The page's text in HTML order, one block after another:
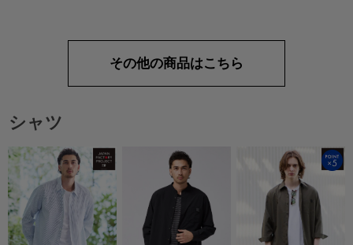
その他の商品はこちら
シャツ